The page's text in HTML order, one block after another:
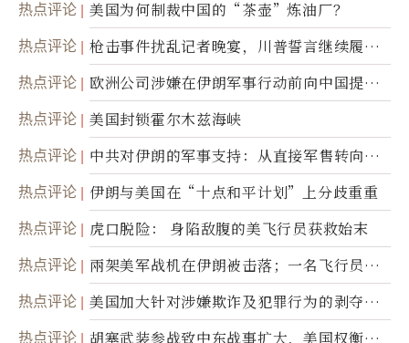
热点评论 美国为何制裁中国的“茶壶”炼油厂？
热点评论
枪击事件扰乱记者晚宴，川普誓言继续履行
职责
热点评论
欧洲公司涉嫌在伊朗军事行动前向中国提供
美军基地的卫星图像
热点评论 美国封锁霍尔木兹海峡
热点评论
中共对伊朗的军事支持：从直接军售转向间
接技术转让
热点评论 伊朗与美国在“十点和平计划”上分歧重重
热点评论 虎口脱险： 身陷敌腹的美飞行员获救始末
热点评论
兩架美军战机在伊朗被击落；一名飞行员失
踪
热点评论
美国加大针对涉嫌欺诈及犯罪行为的剥夺公
民权力度
热点评论
胡塞武装参战致中东战事扩大，美国权衡地